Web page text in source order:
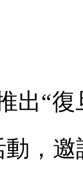
出“
，